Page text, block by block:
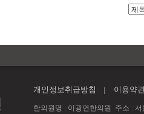
개인정보취급방침 이용약
한의원명 : 이광연한의원 주소 : 서